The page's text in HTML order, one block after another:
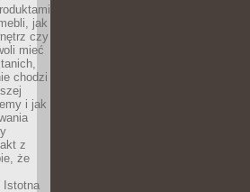
jak
czy
mieć
chodzi
i jak
z
że
Istotna